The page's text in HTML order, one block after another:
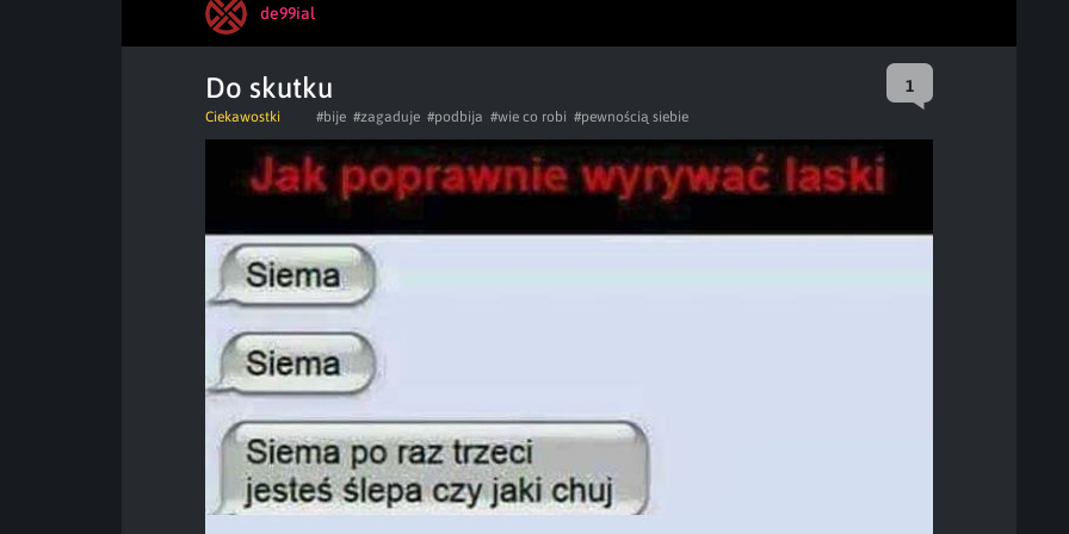
de99ial
Do skutku 1
Ciekawostki #bije #zagaduje #podbija #wie co robi #pewnością siebie